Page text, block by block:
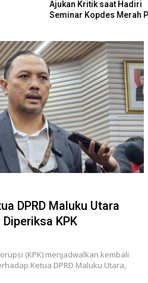
Ajukan Kritik saat Hadiri
Seminar Kopdes Merah
DPRD Maluku Utara
KPK
(KPK) menjadwalkan kembali
Ketua DPRD Maluku Utara,